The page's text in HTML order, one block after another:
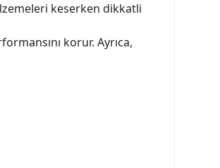
keserken dikkatli
korur. Ayrıca,